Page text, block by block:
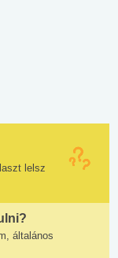
lelsz
általános